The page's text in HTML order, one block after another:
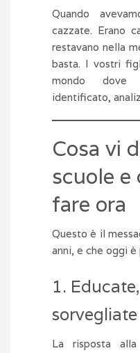
Quando
cazzate. Erano
restavano nella
basta. I vostri
mondo
identificato,
Cosa vi
scuole e
fare ora
Questo è il
anni, e che oggi
1.
sorvegliate
La risposta